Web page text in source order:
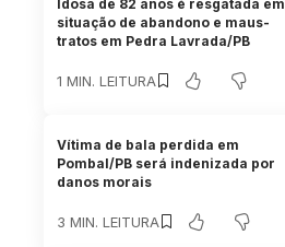
Idosa de 82 anos é resgatada em
situação de abandono e maus-
tratos em Pedra Lavrada/PB
1 MIN. LEITURA
Vítima de bala perdida em
Pombal/PB será indenizada por
danos morais
3 MIN. LEITURA